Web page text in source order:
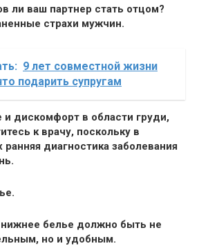
ли ваш партнер стать отцом?
страхи мужчин.
9 лет совместной жизни
подарить супругам
и дискомфорт в области груди,
к врачу, поскольку в
ранняя диагностика заболевания
нижнее белье должно быть не
но и удобным.